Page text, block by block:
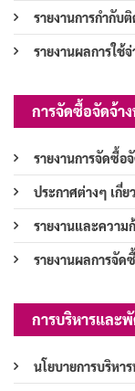
รายงานการกำกับ
รายงานผลการใช้
การจัดซื้อจัดจ้า
รายงานการจัดซื้อ
ประกาศต่างๆ เกี่
รายงานและความ
รายงานผลการจัด
การบริหารและ
นโยบายการบริหา